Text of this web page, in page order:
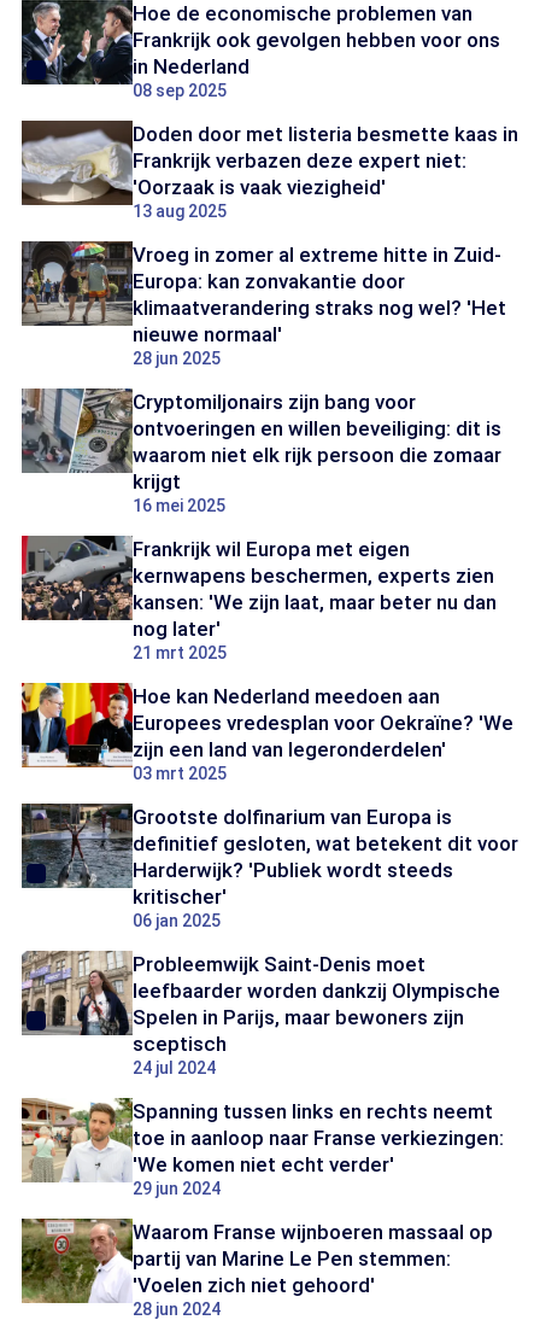
Hoe de economische problemen van
Frankrijk ook gevolgen hebben voor ons
in Nederland
08 sep 2025
Doden door met listeria besmette kaas in
Frankrijk verbazen deze expert niet:
'Oorzaak is vaak viezigheid'
13 aug 2025
Vroeg in zomer al extreme hitte in Zuid-
Europa: kan zonvakantie door
klimaatverandering straks nog wel? 'Het
nieuwe normaal'
28 jun 2025
Cryptomiljonairs zijn bang voor
ontvoeringen en willen beveiliging: dit is
waarom niet elk rijk persoon die zomaar
krijgt
16 mei 2025
Frankrijk wil Europa met eigen
kernwapens beschermen, experts zien
kansen: 'We zijn laat, maar beter nu dan
nog later'
21 mrt 2025
Hoe kan Nederland meedoen aan
Europees vredesplan voor Oekraïne? 'We
zijn een land van legeronderdelen'
03 mrt 2025
Grootste dolfinarium van Europa is
definitief gesloten, wat betekent dit voor
Harderwijk? 'Publiek wordt steeds
kritischer'
06 jan 2025
Probleemwijk Saint-Denis moet
leefbaarder worden dankzij Olympische
Spelen in Parijs, maar bewoners zijn
sceptisch
24 jul 2024
Spanning tussen links en rechts neemt
toe in aanloop naar Franse verkiezingen:
'We komen niet echt verder'
29 jun 2024
Waarom Franse wijnboeren massaal op
partij van Marine Le Pen stemmen:
'Voelen zich niet gehoord'
28 jun 2024